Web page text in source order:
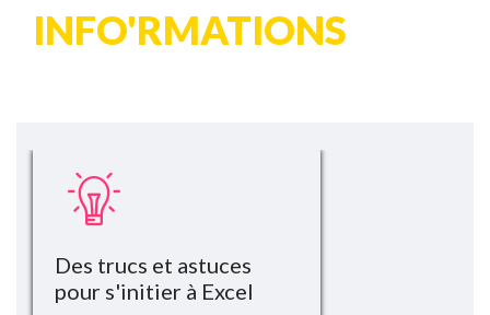
INFO'RMATIONS
Des trucs et astuces
pour s'initier à Excel